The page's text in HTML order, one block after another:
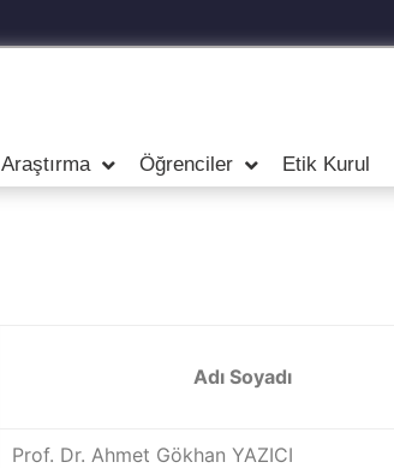
Araştırma Öğrenciler Etik Kurul
Adı Soyadı
Prof. Dr. Ahmet Gökhan YAZICI